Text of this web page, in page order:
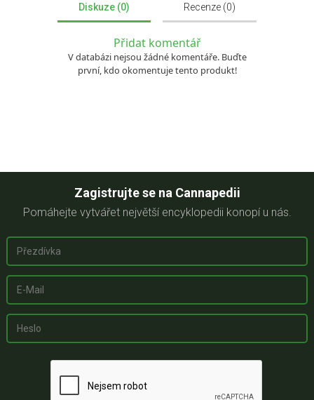
Diskuze (0) Recenze (0)
Přidat komentář
V databázi nejsou žádné komentáře. Buďte
první, kdo okomentuje tento produkt!
Zagistrujte se na Cannapedii
Pomáhejte vytvářet největší encyklopedii konopí u nás.